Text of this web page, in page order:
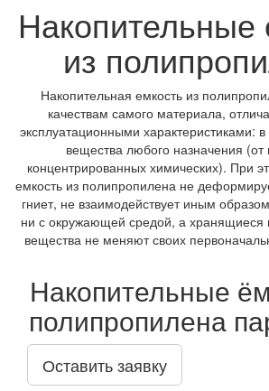
Накопительные
из
Накопительная емкость из
качествам самого материала,
эксплуатационными характеристиками:
вещества любого назначения
концентрированных химических). При
емкость из полипропилена не
гниет, не взаимодействует иным
ни с окружающей средой, а хранящиеся
вещества не меняют своих
Накопительные
полипропилена
Оставить заявку